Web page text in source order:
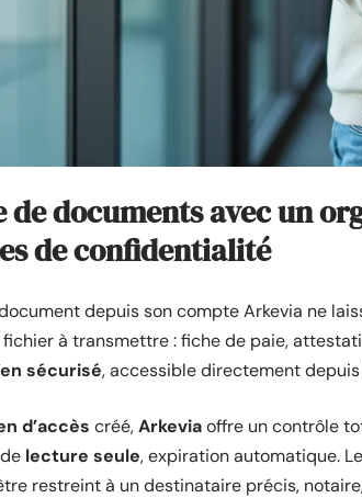
de documents avec un
de confidentialité
depuis son compte Arkevia ne
à transmettre : fiche de paie,
sécurisé, accessible directement
d’accès créé,Arkeviaoffre un contrôle
lecture seule, expiration automatique.
restreint à un destinataire précis,